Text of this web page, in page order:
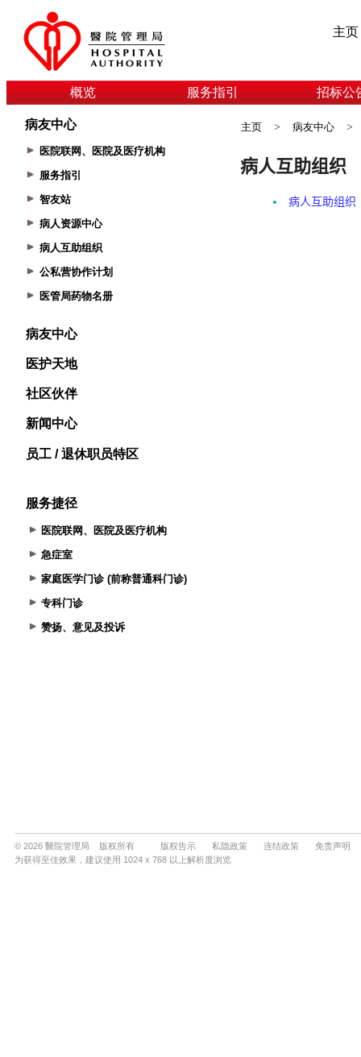
主页
概览 服务指引 招标公
病友中心
医院联网、医院及医疗机构
服务指引
智友站
病人资源中心
病人互助组织
公私营协作计划
医管局药物名册
病友中心
医护天地
社区伙伴
新闻中心
员工 / 退休职员特区
服务捷径
医院联网、医院及医疗机构
急症室
家庭医学门诊 (前称普通科门诊)
专科门诊
赞扬、意见及投诉
主页 > 病友中心 >
© 2026 醫院管理局 版权所有 版权告示 私隐政策 连结政策
免责声明
为获得至佳效果，建议使用 1024 x 768 以上解析度浏览